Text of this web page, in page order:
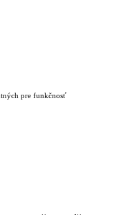
pre funkčnosť